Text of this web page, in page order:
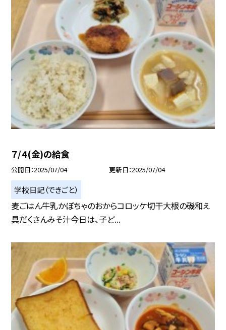
７/４(金)の給食
公開日 2025/07/04 更新日 2025/07/04
学校日記（できごと）
麦ごはん牛乳かぼちゃのおからコロッケ切干大根の磯和え
具だくさんみそ汁今日は、子ど...